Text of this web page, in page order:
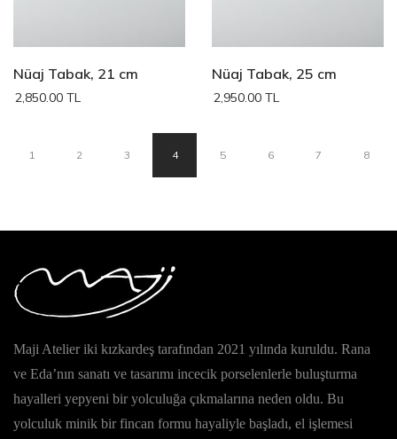
Nüaj Tabak, 21 cm
2,850.00 TL
Nüaj Tabak, 25 cm
2,950.00 TL
1 2 3 4 5 6 7 8
Maji Atelier iki kızkardeş tarafından 2021 yılında kuruldu. Rana
ve Eda’nın sanatı ve tasarımı incecik porselenlerle buluşturma
hayalleri yepyeni bir yolculuğa çıkmalarına neden oldu. Bu
yolculuk minik bir fincan formu hayaliyle başladı, el işlemesi